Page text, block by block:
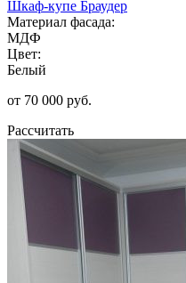
Шкаф-купе Браудер
Материал фасада:
МДФ
Цвет:
Белый
от 70 000 руб.
Рассчитать